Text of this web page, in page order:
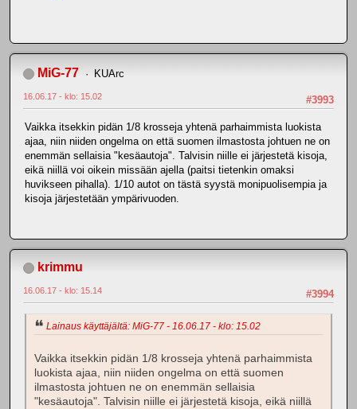
MiG-77 KUArc
#3993
16.06.17 - klo: 15.02
Vaikka itsekkin pidän 1/8 krosseja yhtenä parhaimmista luokista
ajaa, niin niiden ongelma on että suomen ilmastosta johtuen ne on
enemmän sellaisia "kesäautoja". Talvisin niille ei järjestetä kisoja,
eikä niillä voi oikein missään ajella (paitsi tietenkin omaksi
huvikseen pihalla). 1/10 autot on tästä syystä monipuolisempia ja
kisoja järjestetään ympärivuoden.
krimmu
#3994
16.06.17 - klo: 15.14
Lainaus käyttäjältä: MiG-77 - 16.06.17 - klo: 15.02
Vaikka itsekkin pidän 1/8 krosseja yhtenä parhaimmista
luokista ajaa, niin niiden ongelma on että suomen
ilmastosta johtuen ne on enemmän sellaisia
"kesäautoja". Talvisin niille ei järjestetä kisoja, eikä niillä